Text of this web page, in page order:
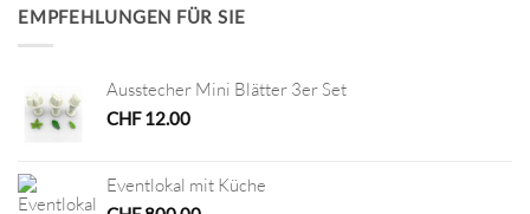
EMPFEHLUNGEN FÜR SIE
Ausstecher Mini Blätter 3er Set
CHF12.00
Eventlokal mit Küche